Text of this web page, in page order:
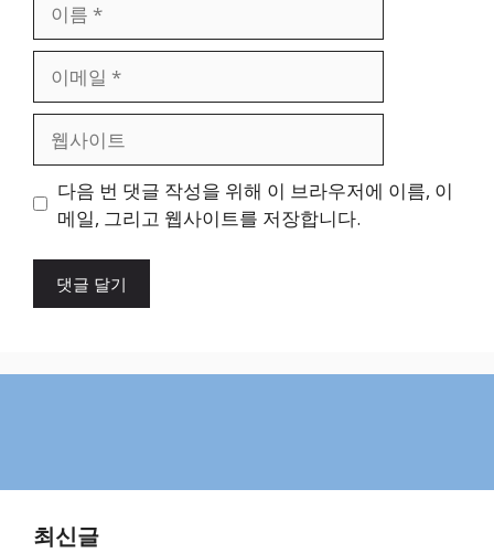
일
트
다음 번 댓글 작성을 위해 이 브라우저에 이름, 이
메일, 그리고 웹사이트를 저장합니다.
최신글